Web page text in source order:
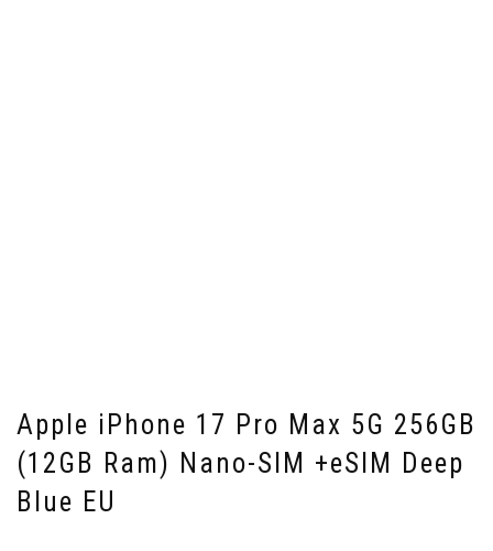
Apple iPhone 17 Pro Max 5G 256GB
(12GB Ram) Nano-SIM +eSIM Deep
Blue EU